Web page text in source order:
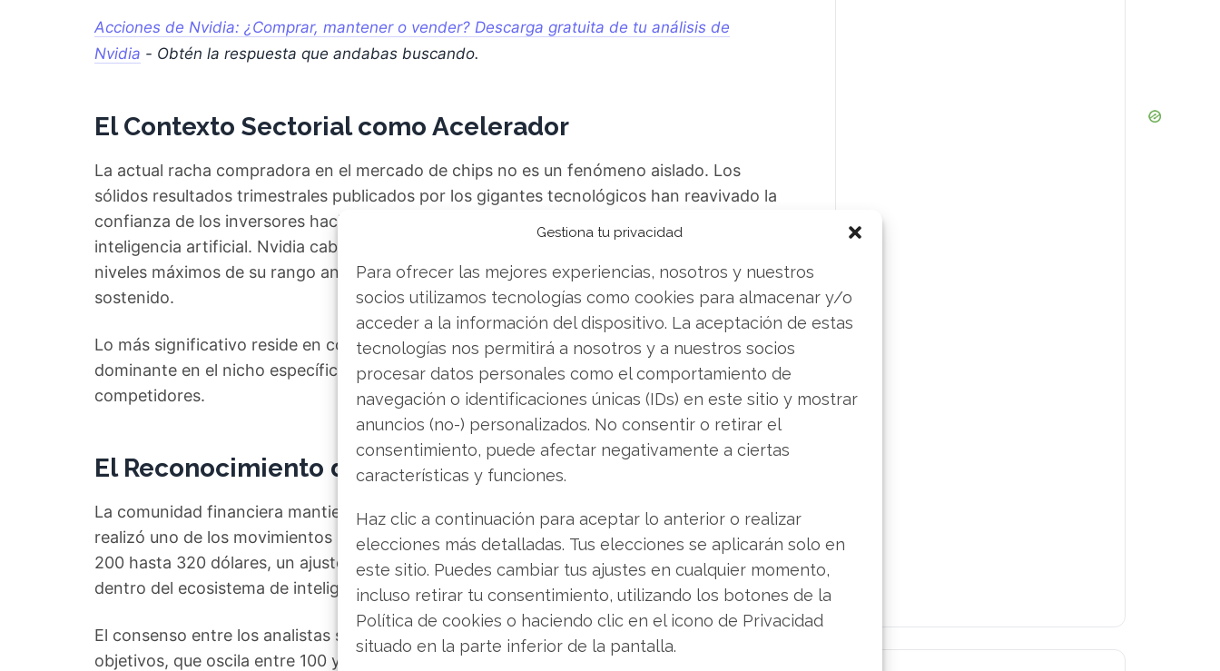
Gestiona tu privacidad
Para ofrecer las mejores experiencias, nosotros y nuestros
socios utilizamos tecnologías como cookies para almacenar y/o
acceder a la información del dispositivo. La aceptación de estas
tecnologías nos permitirá a nosotros y a nuestros socios
procesar datos personales como el comportamiento de
navegación o identificaciones únicas (IDs) en este sitio y mostrar
anuncios (no-) personalizados. No consentir o retirar el
consentimiento, puede afectar negativamente a ciertas
características y funciones.
Haz clic a continuación para aceptar lo anterior o realizar
elecciones más detalladas. Tus elecciones se aplicarán solo en
este sitio. Puedes cambiar tus ajustes en cualquier momento,
incluso retirar tu consentimiento, utilizando los botones de la
Política de cookies o haciendo clic en el icono de Privacidad
situado en la parte inferior de la pantalla.
Acciones de Nvidia: ¿Comprar, mantener o vender? Descarga gratuita de tu análisis de
Nvidia - Obtén la respuesta que andabas buscando.
El Contexto Sectorial como Acelerador
La actual racha compradora en el mercado de chips no es un fenómeno aislado. Los
sólidos resultados trimestrales publicados por los gigantes tecnológicos han reavivado la
confianza de los inversores hacia empresas especializadas en semiconductores para
inteligencia artificial. Nvidia cabalga esta ola con maestría, situando su cotización en los
niveles máximos de su rango anual, una señal inequívoca del interés institucional
sostenido.
Lo más significativo reside en cómo la compañía ha reforzado su posición como actor
dominante en el nicho específico de los chips de IA, distanciándose de sus
competidores.
El Reconocimiento de los Analistas
La comunidad financiera mantiene una perspectiva notablemente optimista. HSBC
realizó uno de los movimientos más contundentes, elevando su precio objetivo desde
200 hasta 320 dólares, un ajuste que transmite una fe absoluta en el futuro de Nvidia
dentro del ecosistema de inteligencia artificial.
El consenso entre los analistas se establece en 218,51 dólares, aunque la dispersión de
objetivos, que oscila entre 100 y 320 dólares, pone de manifiesto las distintas visiones